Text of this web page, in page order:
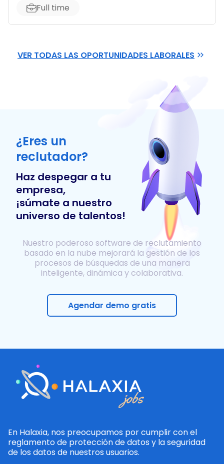
Full time
VER TODAS LAS OPORTUNIDADES LABORALES
¿Eres un
reclutador?
Haz despegar a tu
empresa,
¡súmate a nuestro
universo de talentos!
Nuestro poderoso software de reclutamiento
basado en la nube mejorará la gestión de los
procesos de búsquedas de una manera
inteligente, dinámica y colaborativa.
Agendar demo gratis
En Halaxia, nos preocupamos por cumplir con el
reglamento de protección de datos y la seguridad
de los datos de nuestros usuarios.